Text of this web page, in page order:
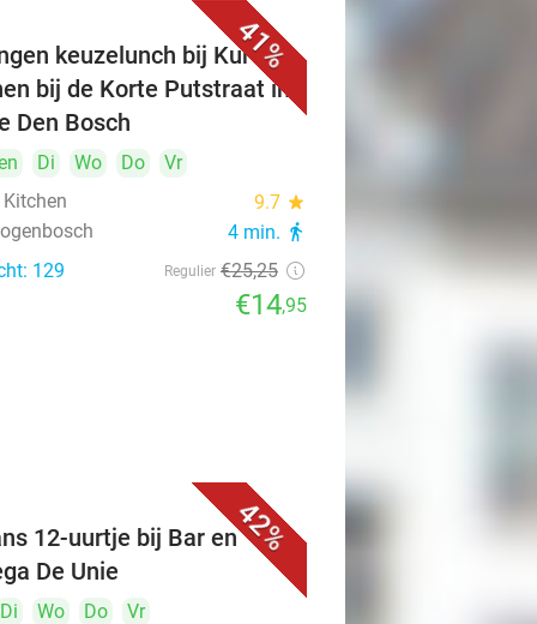
41%
keuzelunch bij Kuro's
bij de Korte Putstraat in
Den Bosch
Di Wo Do
Vr
Kitchen
9.7 star
4 min. directions_walk
129 Regulier €25,25
€14,95
42%
12-uurtje bij Bar en
De Unie
Di Wo Do
Vr